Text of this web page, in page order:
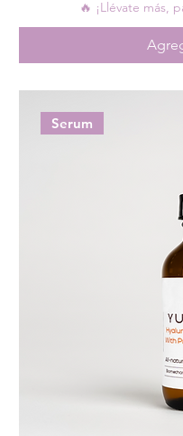
🔥 ¡Llévate más,
Serum